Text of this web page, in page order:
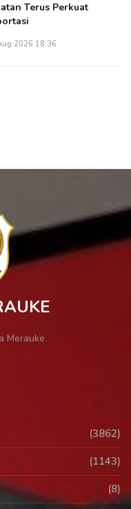
Terus Perkuat
2026 18:36
Merauke
(3862)
(1143)
(8)